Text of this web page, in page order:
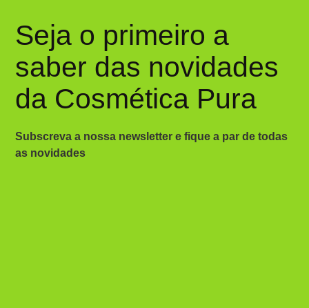
Seja o primeiro a
saber das novidades
da Cosmética Pura
Subscreva a nossa newsletter e fique a par de todas
as novidades